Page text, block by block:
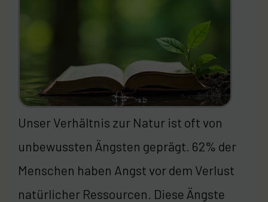
Unser Verhältnis zur Natur ist oft von
unbewussten Ängsten geprägt. 62% der
Menschen haben Angst vor dem Verlust
natürlicher Ressourcen. Diese Ängste